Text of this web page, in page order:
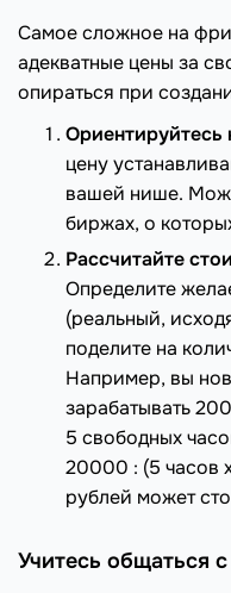
Самое сложное на
адекватные цены за
опираться при
Ориентируйтесь
цену
вашей нише.
биржах, о
Рассчитайте
Определите
(реальный,
поделите на
Например, вы
зарабатывать
5 свободных
20000 : (5 часов
рублей может
Учитесь общаться